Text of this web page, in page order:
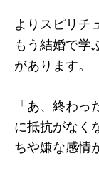
よりスピリチ
もう結婚で学
があります。
「あ、終わ
に抵抗がなく
ちや嫌な感情